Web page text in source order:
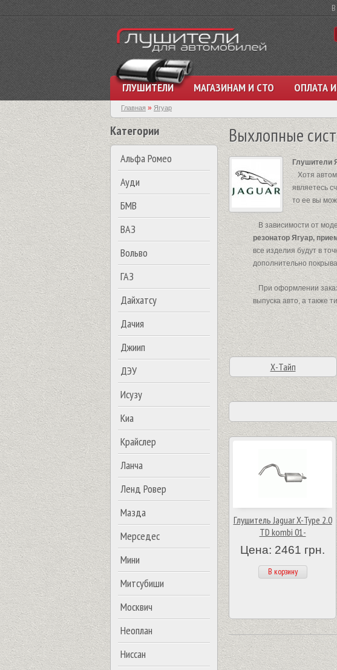
ГЛУШИТЕЛИ МАГАЗИНАМ И СТО ОПЛАТА
Категории
Альфа Ромео
Ауди
БМВ
ВАЗ
Вольво
ГАЗ
Дайхатсу
Дачия
Джиип
ДЭУ
Исузу
Киа
Крайслер
Ланча
Ленд Ровер
Мазда
Мерседес
Мини
Митсубиши
Москвич
Неоплан
Ниссан
Главная » Ягуар
Выхлопные
Глушители
Хотя
являетесь
то ее вы
В зависимости от
резонатор Ягуар,
все изделия будут в
дополнительно
При оформлении
выпуска авто, а также
Х-Тайп
Глушитель Jaguar X-Type 2.0
TD kombi 01-
Цена: 2461 грн.
В корзину